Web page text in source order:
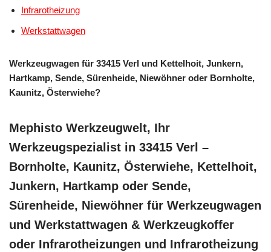
Infrarotheizung
Werkstattwagen
Werkzeugwagen für 33415 Verl und Kettelhoit, Junkern,
Hartkamp, Sende, Sürenheide, Niewöhner oder Bornholte,
Kaunitz, Österwiehe?
Mephisto Werkzeugwelt, Ihr
Werkzeugspezialist in 33415 Verl –
Bornholte, Kaunitz, Österwiehe, Kettelhoit,
Junkern, Hartkamp oder Sende,
Sürenheide, Niewöhner für Werkzeugwagen
und Werkstattwagen & Werkzeugkoffer
oder Infrarotheizungen und Infrarotheizung